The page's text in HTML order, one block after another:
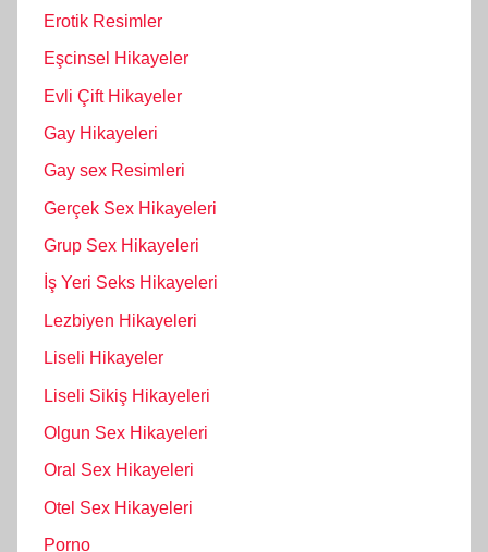
Erotik Resimler
Eşcinsel Hikayeler
Evli Çift Hikayeler
Gay Hikayeleri
Gay sex Resimleri
Gerçek Sex Hikayeleri
Grup Sex Hikayeleri
İş Yeri Seks Hikayeleri
Lezbiyen Hikayeleri
Liseli Hikayeler
Liseli Sikiş Hikayeleri
Olgun Sex Hikayeleri
Oral Sex Hikayeleri
Otel Sex Hikayeleri
Porno